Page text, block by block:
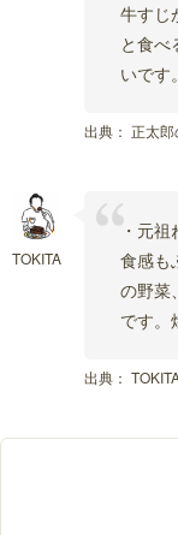
牛すじ
と食べ
いです。
出典： 正太郎
TOKITA
・元祖
食感も
の野菜
です。
出典：